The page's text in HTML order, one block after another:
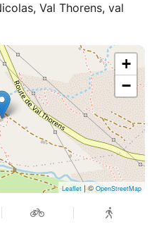
Val Thorens, val
+
−
Leaflet| © OpenStreetMap